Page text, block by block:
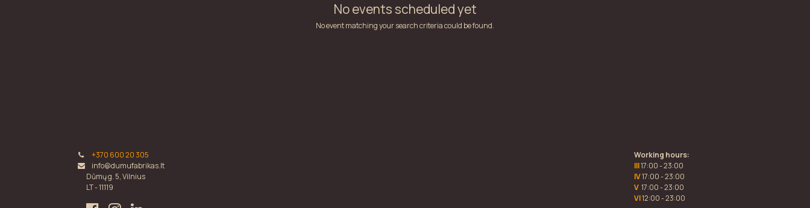
No events scheduled yet
No event matching your search criteria could be found.
+370 600 20 305
info@dumufabrikas.lt
Dūmų g. 5, Vilnius
LT - 11119
Working hours:
III17:00 - 23:00
IV17:00 - 23:00
V 17:00 - 23:00
VI12:00 - 23:00